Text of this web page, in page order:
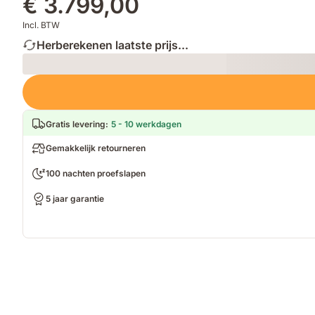
Incl. BTW
Herberekenen laatste prijs...
Loading
Gratis levering: 5 - 10 werkdagen
Gemakkelijk retourneren
100 nachten proefslapen
5 jaar garantie